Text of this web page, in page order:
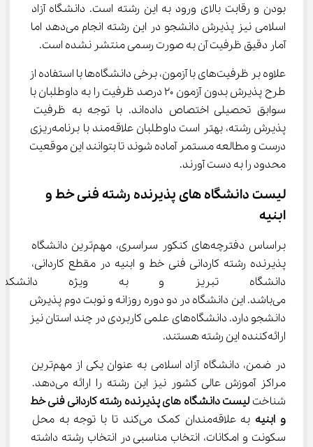
بودن و رقابت بالای ورود به این رشته است. دانشگاه آزاد
اسلامی نیز پذیرش دانشجو در این رشته انجام می‌دهد اما
آمار دقیق ظرفیت آن به صورت رسمی منتشر نشده است.
علاوه بر ظرفیت‌های با آزمون، برخی دانشگاه‌ها با استفاده از
طرح پذیرش بدون آزمون 20 درصد ظرفیت را به داوطلبان با
سوابق تحصیلی اختصاص داده‌اند. با توجه به ظرفیت
پذیرش رشته، بهتر است داوطلبان علاقه‌مند با برنامه‌ریزی
درست و مطالعه مستمر آماده شوند تا بتوانند این موقعیت
محدود را به دست آورند.
لیست دانشگاه های پذیرنده رشته فنی خط و
ابنیه
براساس دفترچه‌های کنکور سراسری، مهم‌ترین دانشگاه
پذیرنده رشته کاردانی فنی خط و ابنیه در مقطع کاردانی،
دانشگاه تبریز و به ویژه
می‌باشد. این دانشگاه در دو دوره روزانه و نوبت دوم پذیرش
دانشجو دارد. دانشگاه‌های علمی کاربردی در چند استان نیز
ارائه‌کننده این رشته هستند.
در ضمن، دانشگاه آزاد اسلامی به عنوان یکی از مهم‌ترین
مراکز آموزش عالی کشور نیز این رشته را ارائه می‌دهد.
شناخت لیست دانشگاه های پذیرنده رشته کاردانی فنی خط
و ابنیه
به علاقه‌مندان کمک می‌کند تا با توجه به محل
سکونت و امکانات، انتخاب مناسبی در انتخاب رشته داشته